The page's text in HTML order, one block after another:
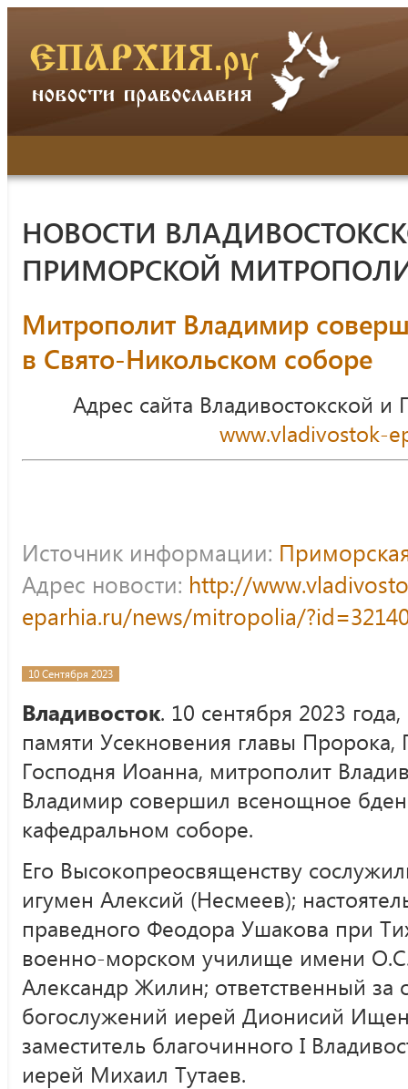
НОВОСТИ
ПРИМОРСКОЙ
Митрополит Владимир
в Свято-Никольском соборе
Адрес сайта Владивостокской
www.vladivostok-
Источник информации:
Адрес новости: http://
eparhia.ru/news/mitropolia/
10 Сентября 2023
Владивосток. 10 сентября 2023
памяти Усекновения главы Пророка,
Господня Иоанна, митрополит
Владимир совершил всенощное
кафедральном соборе.
Его Высокопреосвященству
игумен Алексий (Несмеев);
праведного Феодора Ушакова при
военно-морском училище имени
Александр Жилин; ответственный за
богослужений иерей Дионисий
заместитель благочинного I
иерей Михаил Тутаев.